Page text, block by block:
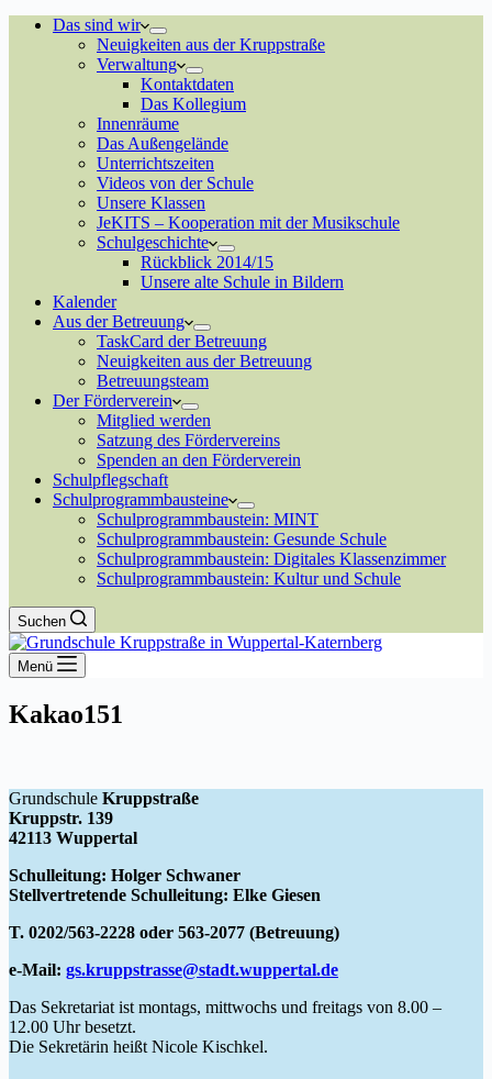
Das sind wir
Neuigkeiten aus der Kruppstraße
Verwaltung
Kontaktdaten
Das Kollegium
Innenräume
Das Außengelände
Unterrichtszeiten
Videos von der Schule
Unsere Klassen
JeKITS – Kooperation mit der Musikschule
Schulgeschichte
Rückblick 2014/15
Unsere alte Schule in Bildern
Kalender
Aus der Betreuung
TaskCard der Betreuung
Neuigkeiten aus der Betreuung
Betreuungsteam
Der Förderverein
Mitglied werden
Satzung des Fördervereins
Spenden an den Förderverein
Schulpflegschaft
Schulprogrammbausteine
Schulprogrammbaustein: MINT
Schulprogrammbaustein: Gesunde Schule
Schulprogrammbaustein: Digitales Klassenzimmer
Schulprogrammbaustein: Kultur und Schule
Suchen
Menü
Kakao151
Grundschule Kruppstraße
Kruppstr. 139
42113 Wuppertal
Schulleitung: Holger Schwaner
Stellvertretende Schulleitung: Elke Giesen
T. 0202/563-2228 oder 563-2077 (Betreuung)
e-Mail: gs.kruppstrasse@stadt.wuppertal.de
Das Sekretariat ist montags, mittwochs und freitags von 8.00 –
12.00 Uhr besetzt.
Die Sekretärin heißt Nicole Kischkel.